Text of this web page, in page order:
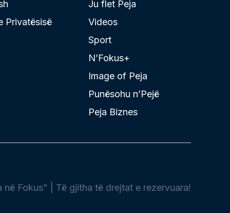
Privatësisë
Ju flet Peja
Videos
Sport
N’Fokus+
Image of Peja
Punësohu n’Pejë
Peja Biznes
Fokus" | Të gjitha të drejtat e rezervuara!